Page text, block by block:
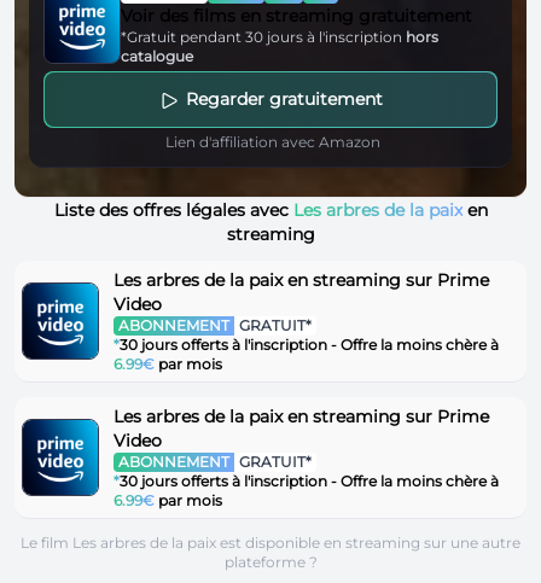
Voir des films en streaming gratuitement
*Gratuit pendant 30 jours à l'inscription hors
catalogue
Regarder gratuitement
Lien d'affiliation avec Amazon
Liste des offres légales avec Les arbres de la paixen
streaming
Les arbres de la paix en streaming sur Prime
Video
ABONNEMENT GRATUIT*
*30 jours offerts à l'inscription - Offre la moins chère à
6.99€ par mois
Les arbres de la paix en streaming sur Prime
Video
ABONNEMENT GRATUIT*
*30 jours offerts à l'inscription - Offre la moins chère à
6.99€ par mois
Le film Les arbres de la paix est disponible en streaming sur une autre
plateforme ?